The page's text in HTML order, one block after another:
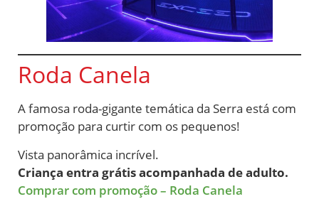
Roda Canela
A famosa roda-gigante temática da Serra está com
promoção para curtir com os pequenos!
Vista panorâmica incrível.
Criança entra grátis acompanhada de adulto.
Comprar com promoção – Roda Canela